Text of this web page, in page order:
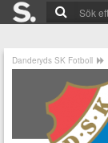
Danderyds SK Fotboll